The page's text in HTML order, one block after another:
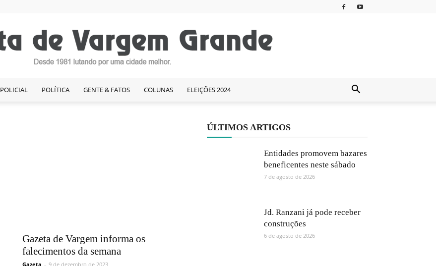
POLICIAL POLÍTICA GENTE & FATOS COLUNAS ELEIÇÕES 2024
Gazeta de Vargem informa os
falecimentos da semana
Gazeta - 9 de dezembro de 2023
ÚLTIMOS ARTIGOS
Entidades promovem bazares
beneficentes neste sábado
7 de agosto de 2026
Jd. Ranzani já pode receber
construções
6 de agosto de 2026